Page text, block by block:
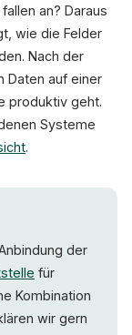
an? Daraus
wie die Felder
Nach der
Daten auf einer
produktiv geht.
Systeme
.
der
für
Kombination
wir gern